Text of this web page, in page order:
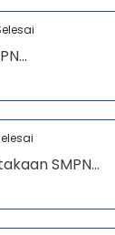
SMPN...